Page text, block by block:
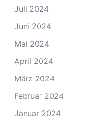
Juli 2024
Juni 2024
Mai 2024
April 2024
März 2024
Februar 2024
Januar 2024